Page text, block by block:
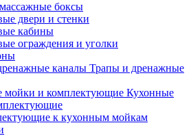
боксы
двери и стенки
кабины
ограждения и уголки
Трапы и дренажные
Кухонные
к кухонным мойкам